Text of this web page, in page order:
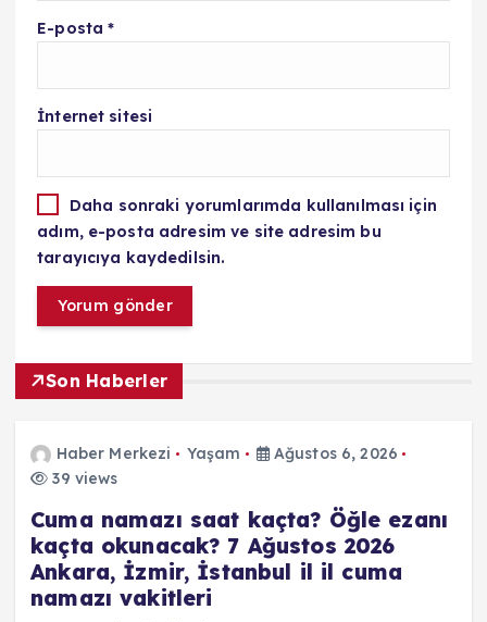
E-posta*
İnternet sitesi
Daha sonraki yorumlarımda kullanılması için
adım, e-posta adresim ve site adresim bu
tarayıcıya kaydedilsin.
Son Haberler
Haber Merkezi Yaşam
Ağustos 6, 2026
39 views
Cuma namazı saat kaçta? Öğle ezanı
kaçta okunacak? 7 Ağustos 2026
Ankara, İzmir, İstanbul il il cuma
namazı vakitleri